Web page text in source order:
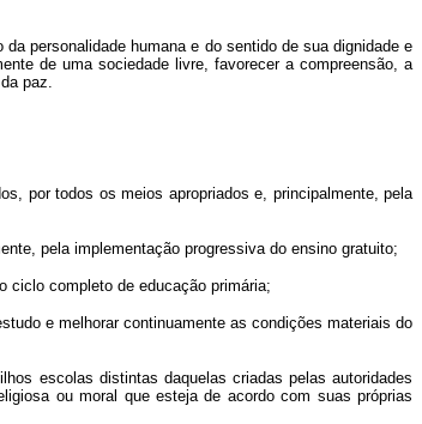
personalidade humana e do sentido de sua dignidade e
de uma sociedade livre, favorecer a compreensão, a
paz.
por todos os meios apropriados e, principalmente, pela
pela implementação progressiva do ensino gratuito;
ciclo completo de educação primária;
e melhorar continuamente as condições materiais do
escolas distintas daquelas criadas pelas autoridades
ou moral que esteja de acordo com suas próprias